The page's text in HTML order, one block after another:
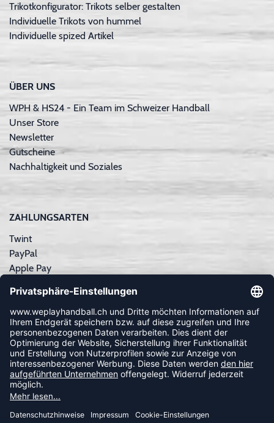
Trikotkonfigurator: Trikots selber gestalten
Individuelle Trikots von hummel
Individuelle spized Artikel
ÜBER UNS
WPH & HS24 - Ein Team im Schweizer Handball
Unser Store
Newsletter
Gutscheine
Nachhaltigkeit und Soziales
ZAHLUNGSARTEN
Twint
PayPal
Apple Pay
Kreditkarte
Rechnungskauf
NEWSLETTER
FOLLOW US